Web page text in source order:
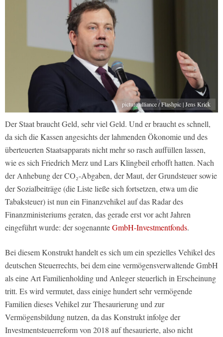
picture alliance / Flashpic | Jens Krick
Der Staat braucht Geld, sehr viel Geld. Und er braucht es schnell,
da sich die Kassen angesichts der lahmenden Ökonomie und des
überteuerten Staatsapparats nicht mehr so rasch auffüllen lassen,
wie es sich Friedrich Merz und Lars Klingbeil erhofft hatten. Nach
der Anhebung der CO₂-Abgaben, der Maut, der Grundsteuer sowie
der Sozialbeiträge (die Liste ließe sich fortsetzen, etwa um die
Tabaksteuer) ist nun ein Finanzvehikel auf das Radar des
Finanzministeriums geraten, das gerade erst vor acht Jahren
eingeführt wurde: der sogenannteGmbH-Investmentfonds.
Bei diesem Konstrukt handelt es sich um ein spezielles Vehikel des
deutschen Steuerrechts, bei dem eine vermögensverwaltende GmbH
als eine Art Familienholding und Anleger steuerlich in Erscheinung
tritt. Es wird vermutet, dass einige hundert sehr vermögende
Familien dieses Vehikel zur Thesaurierung und zur
Vermögensbildung nutzen, da das Konstrukt infolge der
Investmentsteuerreform von 2018 auf thesaurierte, also nicht